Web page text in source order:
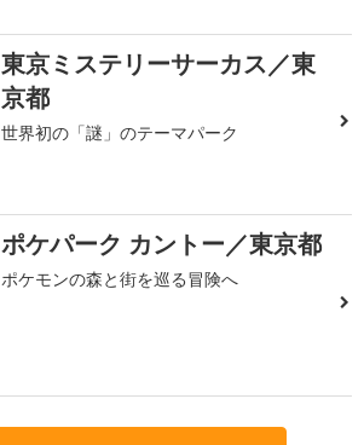
東京ミステリーサーカス／東
京都
世界初の「謎」のテーマパーク
ポケパーク カントー／東京都
ポケモンの森と街を巡る冒険へ